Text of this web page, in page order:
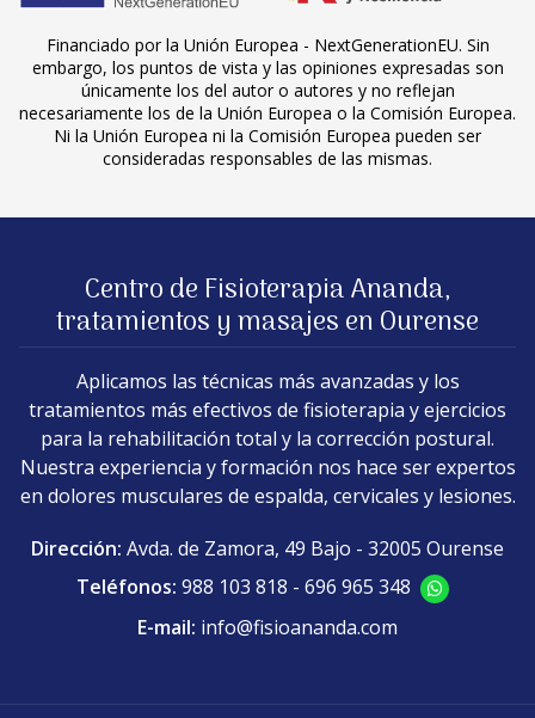
Financiado por la Unión Europea - NextGenerationEU. Sin
embargo, los puntos de vista y las opiniones expresadas son
únicamente los del autor o autores y no reflejan
necesariamente los de la Unión Europea o la Comisión Europea.
Ni la Unión Europea ni la Comisión Europea pueden ser
consideradas responsables de las mismas.
Centro de Fisioterapia Ananda,
tratamientos y masajes en Ourense
Aplicamos las técnicas más avanzadas y los
tratamientos más efectivos de fisioterapia y ejercicios
para la rehabilitación total y la corrección postural.
Nuestra experiencia y formación nos hace ser expertos
en dolores musculares de espalda, cervicales y lesiones.
Dirección: Avda. de Zamora, 49 Bajo - 32005 Ourense
Teléfonos: 988 103 818 - 696 965 348
E-mail: info@fisioananda.com